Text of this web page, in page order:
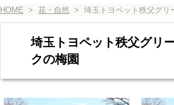
HOME > 花・自然 > 埼玉トヨペット秩父グリ
埼玉トヨペット秩父グリ
クの梅園